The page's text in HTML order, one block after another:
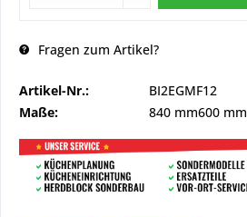
Fragen zum Artikel?
Artikel-Nr.:
BI2EGMF12
Maße:
840 mm600 mm